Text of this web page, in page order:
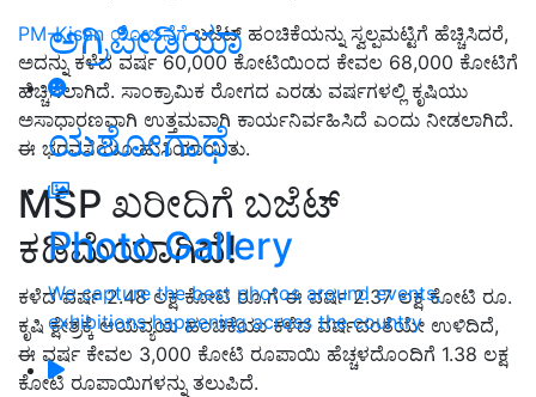
ಅಗ್ರಿಪೀಡಿಯಾ
ಯಶೋಗಾಥೆ
Photo Gallery
We capture the best photos around events,
exhibitions happening across the country
PM-Kisan ಯೋಜನೆಗೆಬಜೆಟ್ ಹಂಚಿಕೆಯನ್ನು ಸ್ವಲ್ಪಮಟ್ಟಿಗೆ ಹೆಚ್ಚಿಸಿದರೆ,
ಅದನ್ನು ಕಳೆದ ವರ್ಷ 60,000 ಕೋಟಿಯಿಂದ ಕೇವಲ 68,000 ಕೋಟಿಗೆ
ಹೆಚ್ಚಿಸಲಾಗಿದೆ. ಸಾಂಕ್ರಾಮಿಕ ರೋಗದ ಎರಡು ವರ್ಷಗಳಲ್ಲಿ ಕೃಷಿಯು
ಅಸಾಧಾರಣವಾಗಿ ಉತ್ತಮವಾಗಿ ಕಾರ್ಯನಿರ್ವಹಿಸಿದೆ ಎಂದು ನೀಡಲಾಗಿದೆ.
ಈ ಭರವಸೆಯೂ ಹುಸಿಯಾಯಿತು.
MSP ಖರೀದಿಗೆ ಬಜೆಟ್
ಕಡಿಮೆಯಾಗಿದೆ!
ಕಳೆದ ವರ್ಷ 2.48 ಲಕ್ಷ ಕೋಟಿ ರೂ.ಗೆ ಈ ವರ್ಷ 2.37 ಲಕ್ಷ ಕೋಟಿ ರೂ.
ಕೃಷಿ ಕ್ಷೇತ್ರಕ್ಕೆ ಆಯವ್ಯಯ ಹಂಚಿಕೆಯು ಕಳೆದ ವರ್ಷದಂತೆಯೇ ಉಳಿದಿದೆ,
ಈ ವರ್ಷ ಕೇವಲ 3,000 ಕೋಟಿ ರೂಪಾಯಿ ಹೆಚ್ಚಳದೊಂದಿಗೆ 1.38 ಲಕ್ಷ
ಕೋಟಿ ರೂಪಾಯಿಗಳನ್ನು ತಲುಪಿದೆ.